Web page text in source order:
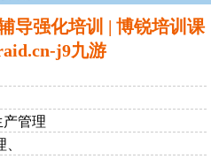
导强化培训 | 博锐培训课
j9九游
产管理